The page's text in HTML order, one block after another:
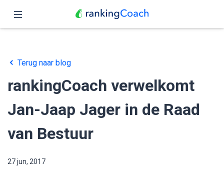
Functies
Prijzen
Partners
Blog
Nederlands
Terug naar blog
rankingCoach verwelkomt
Jan-Jaap Jager in de Raad
van Bestuur
27 jun, 2017